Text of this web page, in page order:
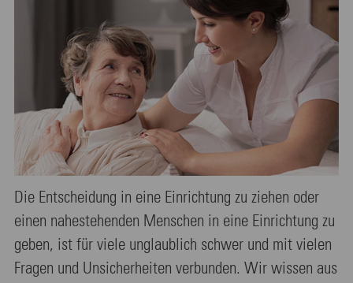
Die Entscheidung in eine Einrichtung zu ziehen oder
einen nahestehenden Menschen in eine Einrichtung zu
geben, ist für viele unglaublich schwer und mit vielen
Fragen und Unsicherheiten verbunden. Wir wissen aus